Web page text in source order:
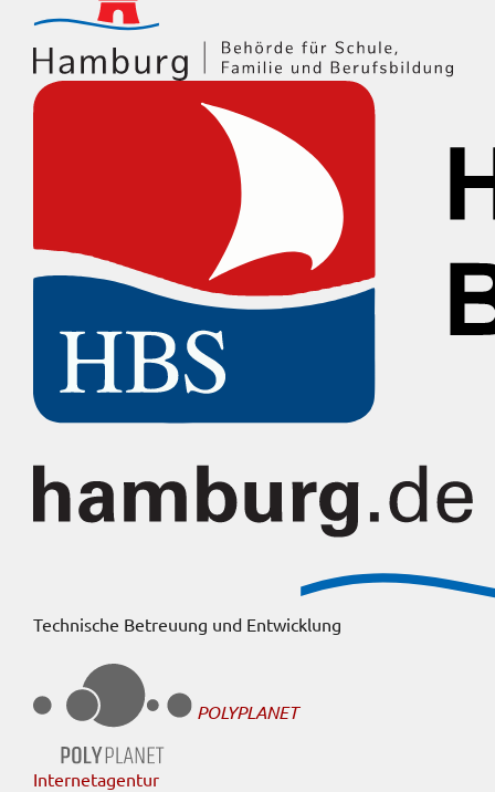
Technische Betreuung und Entwicklung
POLYPLANET
Internetagentur